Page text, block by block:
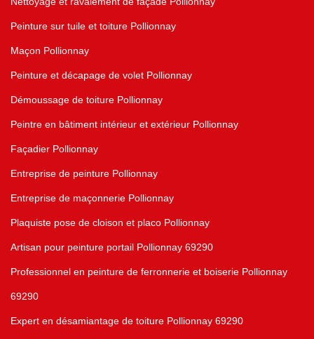
Peinture sur tuile et toiture Pollionnay
Maçon Pollionnay
Peinture et décapage de volet Pollionnay
Démoussage de toiture Pollionnay
Peintre en bâtiment intérieur et extérieur Pollionnay
Façadier Pollionnay
Entreprise de peinture Pollionnay
Entreprise de maçonnerie Pollionnay
Plaquiste pose de cloison et placo Pollionnay
Artisan pour peinture portail Pollionnay 69290
Professionnel en peinture de ferronnerie et boiserie Pollionnay
69290
Expert en désamiantage de toiture Pollionnay 69290